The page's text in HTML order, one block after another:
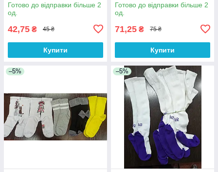
Готово до відправки більше 2
од.
42,75 ₴ 45 ₴
Купити
Готово до відправки більше 2
од.
71,25 ₴ 75 ₴
Купити
–5% –5%